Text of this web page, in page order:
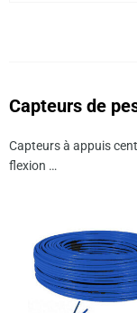
Capteurs de
Capteurs à appuis
flexion …